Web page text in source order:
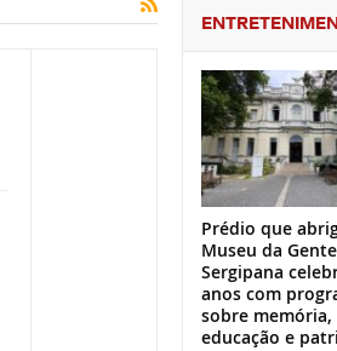
Prédio que
Museu da Gente
Sergipana
anos com
sobre memória,
educação e